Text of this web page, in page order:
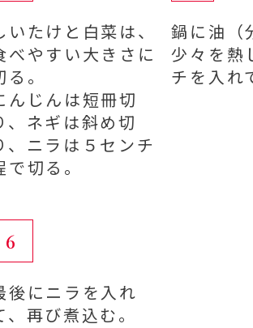
いたけと白菜は、
べやすい大きさに
る。
んじんは短冊切
、ネギは斜め切
、ニラは５センチ
で切る。
鍋に油（
少々を熱
チを入れ
6
後にニラを入れ
、再び煮込む。